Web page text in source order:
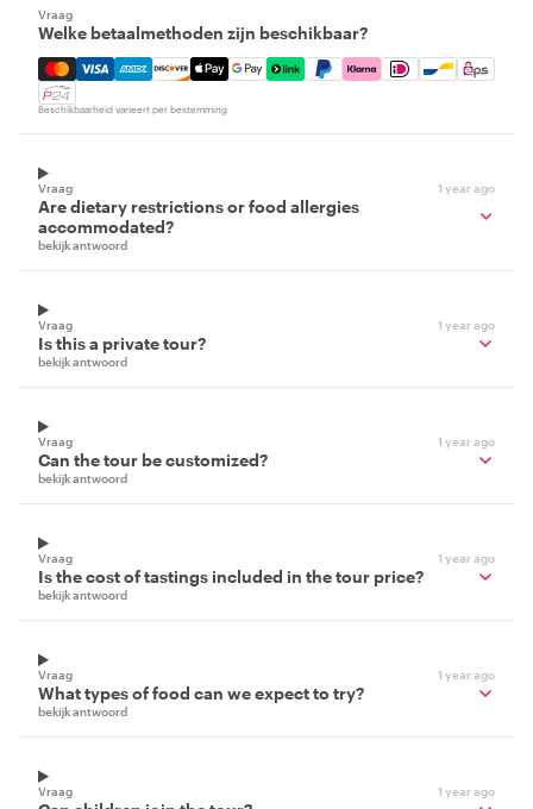
Vraag
Welke betaalmethoden zijn beschikbaar?
Mastercard, Visa, Amex, Discover, Apple Pay, Google
Beschikbaarheid varieert per bestemming
Vraag 1 year ago
Are dietary restrictions or food allergies
accommodated?
bekijk antwoord
Vraag 1 year ago
Is this a private tour?
bekijk antwoord
Vraag 1 year ago
Can the tour be customized?
bekijk antwoord
Vraag 1 year ago
Is the cost of tastings included in the tour price?
bekijk antwoord
Vraag 1 year ago
What types of food can we expect to try?
bekijk antwoord
Vraag 1 year ago